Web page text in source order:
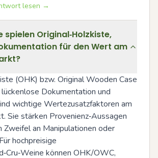
lesen →
spielen Original‑Holzkiste,
für den Wert am
(OHK) bzw. Original Wooden Case
Dokumentation und
wichtige Wertezusatzfaktoren am
Sie stärken Provenienz‑Aussagen
Zweifel an Manipulationen oder
hochpreisige
können OHK/OWC,